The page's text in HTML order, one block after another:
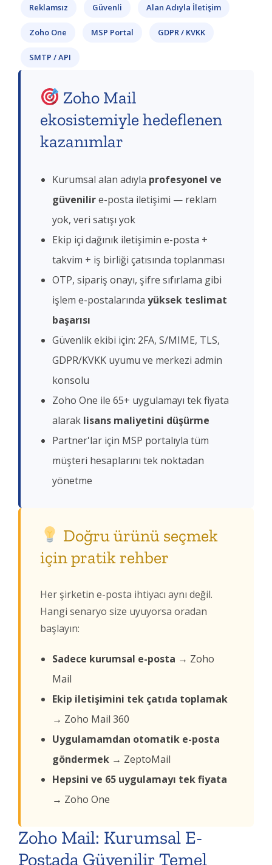
Reklamsız Güvenli Alan Adıyla İletişim
Zoho One MSP Portal GDPR / KVKK
SMTP / API
Zoho Mail
ekosistemiyle hedeflenen
kazanımlar
Kurumsal alan adıyla profesyonel ve
güvenilire-posta iletişimi — reklam
yok, veri satışı yok
Ekip içi dağınık iletişimin e-posta +
takvim + iş birliği çatısında toplanması
OTP, sipariş onayı, şifre sıfırlama gibi
işlem e-postalarında yüksek teslimat
başarısı
Güvenlik ekibi için: 2FA, S/MIME, TLS,
GDPR/KVKK uyumu ve merkezi admin
konsolu
Zoho One ile 65+ uygulamayı tek fiyata
alarak lisans maliyetini düşürme
Partner'lar için MSP portalıyla tüm
müşteri hesaplarını tek noktadan
yönetme
Doğru ürünü seçmek
için pratik rehber
Her şirketin e-posta ihtiyacı aynı değil.
Hangi senaryo size uyuyorsa oradan
başlayın:
Sadece kurumsal e-posta → Zoho
Mail
Ekip iletişimini tek çatıda toplamak
→ Zoho Mail 360
Uygulamamdan otomatik e-posta
göndermek → ZeptoMail
Hepsini ve 65 uygulamayı tek fiyata
→ Zoho One
Zoho Mail: Kurumsal E-
Postada Güvenilir Temel